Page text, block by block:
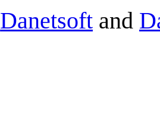
Danetsoft and